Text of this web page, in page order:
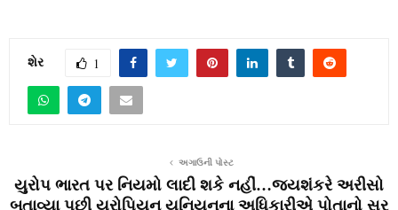
શેર 1
અગાઉની પોસ્ટ
યુરોપ ભારત પર નિયમો લાદી શકે નહીં…જયશંકરે અરીસો
બતાવ્યા પછી યુરોપિયન યુનિયનના અધિકારીએ પોતાનો સૂર